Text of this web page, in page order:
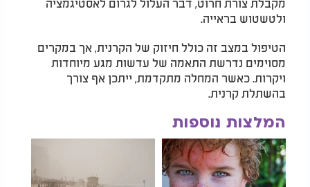
ולטשטוש בראייה.
הטיפול במצב זה כולל חיזוק של הקרנית, אך במקרים
מסוימים נדרשת התאמה של עדשות מגע מיוחדות
ויקרות. כאשר המחלה מתקדמת, ייתכן אף צורך
בהשתלת קרנית.
המלצות נוספות